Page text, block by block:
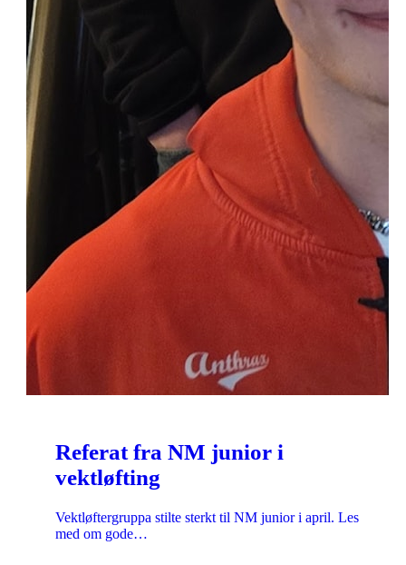
Referat fra NM junior i
vektløfting
Vektløftergruppa stilte sterkt til NM junior i april. Les
med om gode…